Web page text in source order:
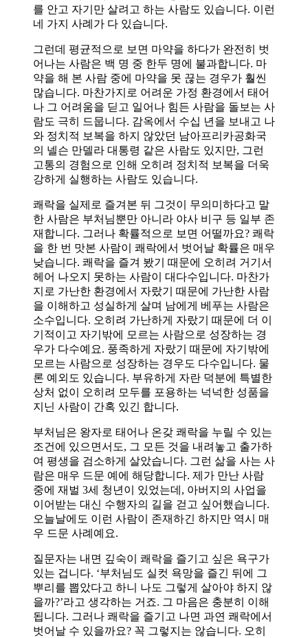
를 안고 자기만 살려고 하는 사람도 있습니다. 이런
네 가지 사례가 다 있습니다.
그런데 평균적으로 보면 마약을 하다가 완전히 벗
어나는 사람은 백 명 중 한두 명에 불과합니다. 마
약을 해 본 사람 중에 마약을 못 끊는 경우가 훨씬
많습니다. 마찬가지로 어려운 가정 환경에서 태어
나 그 어려움을 딛고 일어나 힘든 사람을 돌보는 사
람도 극히 드뭅니다. 감옥에서 수십 년을 보내고 나
와 정치적 보복을 하지 않았던 남아프리카공화국
의 넬슨 만델라 대통령 같은 사람도 있지만, 그런
고통의 경험으로 인해 오히려 정치적 보복을 더욱
강하게 실행하는 사람도 있습니다.
쾌락을 실제로 즐겨본 뒤 그것이 무의미하다고 말
한 사람은 부처님뿐만 아니라 야사 비구 등 일부 존
재합니다. 그러나 확률적으로 보면 어떨까요? 쾌락
을 한 번 맛본 사람이 쾌락에서 벗어날 확률은 매우
낮습니다. 쾌락을 즐겨 봤기 때문에 오히려 거기서
헤어 나오지 못하는 사람이 대다수입니다. 마찬가
지로 가난한 환경에서 자랐기 때문에 가난한 사람
을 이해하고 성실하게 살며 남에게 베푸는 사람은
소수입니다. 오히려 가난하게 자랐기 때문에 더 이
기적이고 자기밖에 모르는 사람으로 성장하는 경
우가 다수예요. 풍족하게 자랐기 때문에 자기밖에
모르는 사람으로 성장하는 경우도 다수입니다. 물
론 예외도 있습니다. 부유하게 자란 덕분에 특별한
상처 없이 오히려 모두를 포용하는 넉넉한 성품을
지닌 사람이 간혹 있긴 합니다.
부처님은 왕자로 태어나 온갖 쾌락을 누릴 수 있는
조건에 있으면서도, 그 모든 것을 내려놓고 출가하
여 평생을 검소하게 살았습니다. 그런 삶을 사는 사
람은 매우 드문 예에 해당합니다. 제가 만난 사람
중에 재벌 3세 청년이 있었는데, 아버지의 사업을
이어받는 대신 수행자의 길을 걷고 싶어했습니다.
오늘날에도 이런 사람이 존재하긴 하지만 역시 매
우 드문 사례예요.
질문자는 내면 깊숙이 쾌락을 즐기고 싶은 욕구가
있는 겁니다. ‘부처님도 실컷 욕망을 즐긴 뒤에 그
뿌리를 뽑았다고 하니 나도 그렇게 살아야 하지 않
을까?’라고 생각하는 거죠. 그 마음은 충분히 이해
됩니다. 그러나 쾌락을 즐기고 나면 과연 쾌락에서
벗어날 수 있을까요? 꼭 그렇지는 않습니다. 오히